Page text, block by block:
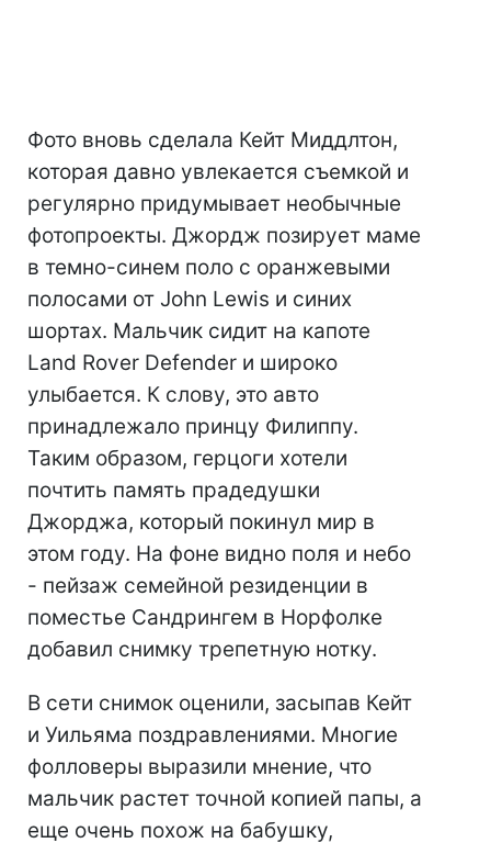
Фото вновь сделала Кейт Миддлтон,
которая давно увлекается съемкой и
регулярно придумывает необычные
фотопроекты. Джордж позирует маме
в темно-синем поло с оранжевыми
полосами от John Lewis и синих
шортах. Мальчик сидит на капоте
Land Rover Defender и широко
улыбается. К слову, это авто
принадлежало принцу Филиппу.
Таким образом, герцоги хотели
почтить память прадедушки
Джорджа, который покинул мир в
этом году. На фоне видно поля и небо
- пейзаж семейной резиденции в
поместье Сандрингем в Норфолке
добавил снимку трепетную нотку.
В сети снимок оценили, засыпав Кейт
и Уильяма поздравлениями. Многие
фолловеры выразили мнение, что
мальчик растет точной копией папы, а
еще очень похож на бабушку,